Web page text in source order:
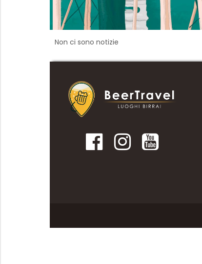
Non ci sono notizie